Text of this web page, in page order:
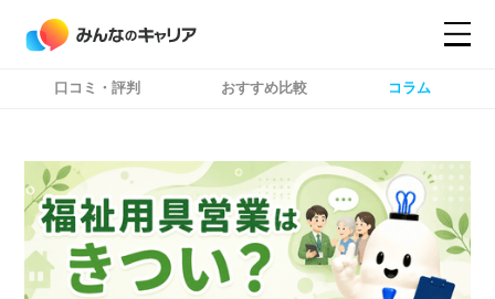
コンテンツ 詳細設定
コンテンツ 詳細設定
口コミ・評判 おすすめ比較 コラム